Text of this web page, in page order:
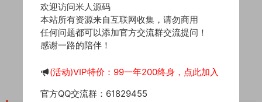
欢迎访问米人源码
本站所有资源来自互联网收集，请勿商用
任何问题都可以添加官方交流群交流提问！
感谢一路的陪伴！
(活动)VIP特价：99一年200终身，点此加入
官方QQ交流群：61829455